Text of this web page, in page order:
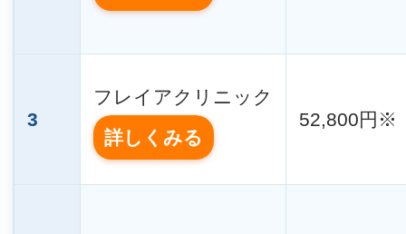
3
フレイアクリニック
詳しくみる
52,800円※